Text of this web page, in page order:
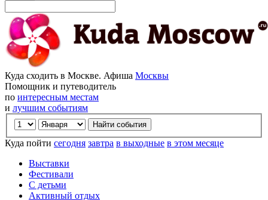
Куда сходить в Москве. Афиша Москвы
Помощник и путеводитель
по интересным местам
и лучшим событиям
Куда пойти сегодня завтра в выходные в этом месяце
Выставки
Фестивали
С детьми
Активный отдых